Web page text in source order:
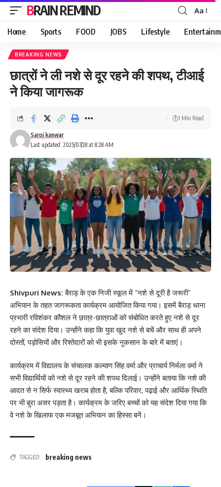
BRAIN REMIND
Font
Resizer
Aa
Home Sports FOOD JOBS Lifestyle
BREAKING NEWS
छात्रों ने ली नशे से दूर रहने की शपथ, टीआई
ने किया जागरूक
Last updated: 2025/07/28 at 8:28 AM
Saroj kanwar
1 Min Read
Shivpuri News:बैराड़ के एक निजी स्कूल में “नशे से दूरी है जरूरी”
अभियान के तहत जागरूकता कार्यक्रम आयोजित किया गया। इसमें बैराड़ थाना
प्रभारी रविशंकर कौशल ने छात्र-छात्राओं को संबोधित करते हुए नशे से दूर
रहने का संदेश दिया। उन्होंने कहा कि युवा खुद नशे से बचें और साथ ही अपने
दोस्तों, पड़ोसियों और रिश्तेदारों को भी इसके नुकसान के बारे में बताएं।
कार्यक्रम में विद्यालय के संचालक कल्याण सिंह वर्मा और प्राचार्य निर्मला वर्मा ने
सभी विद्यार्थियों को नशे से दूर रहने की शपथ दिलाई। उन्होंने बताया कि नशे की
आदत से न सिर्फ स्वास्थ्य खराब होता है, बल्कि परिवार, पढ़ाई और आर्थिक स्थिति
पर भी बुरा असर पड़ता है। कार्यक्रम के जरिए बच्चों को यह संदेश दिया गया कि
वे नशे के खिलाफ एक मजबूत अभियान का हिस्सा बनें।
TAGGED: breaking news